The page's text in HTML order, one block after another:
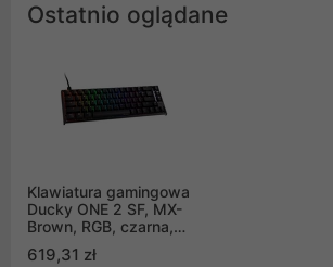
Ostatnio oglądane
Klawiatura gamingowa
Ducky ONE 2 SF, MX-
Brown, RGB, czarna,
619,31 zł